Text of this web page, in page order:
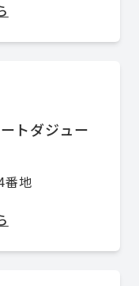
トダジュー
番地